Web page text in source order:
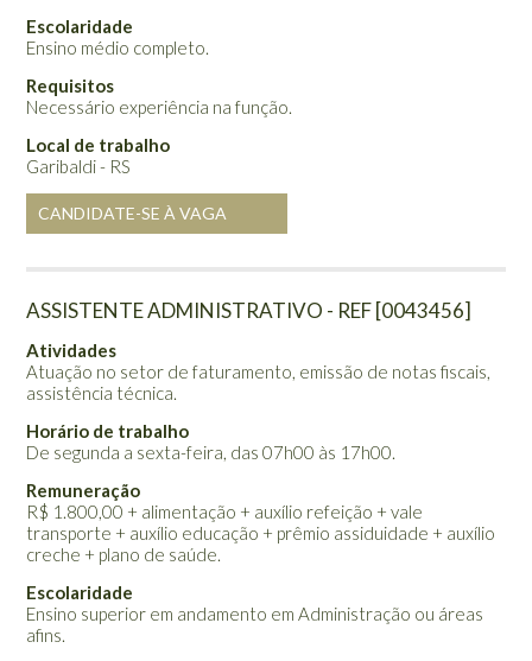
Escolaridade
Ensino médio completo.
Requisitos
Necessário experiência na função.
Local de trabalho
Garibaldi - RS
CANDIDATE-SE À VAGA
ASSISTENTE ADMINISTRATIVO - REF [0043456]
Atividades
Atuação no setor de faturamento, emissão de notas fiscais,
assistência técnica.
Horário de trabalho
De segunda a sexta-feira, das 07h00 às 17h00.
Remuneração
R$ 1.800,00 + alimentação + auxílio refeição + vale
transporte + auxílio educação + prêmio assiduidade + auxílio
creche + plano de saúde.
Escolaridade
Ensino superior em andamento em Administração ou áreas
afins.